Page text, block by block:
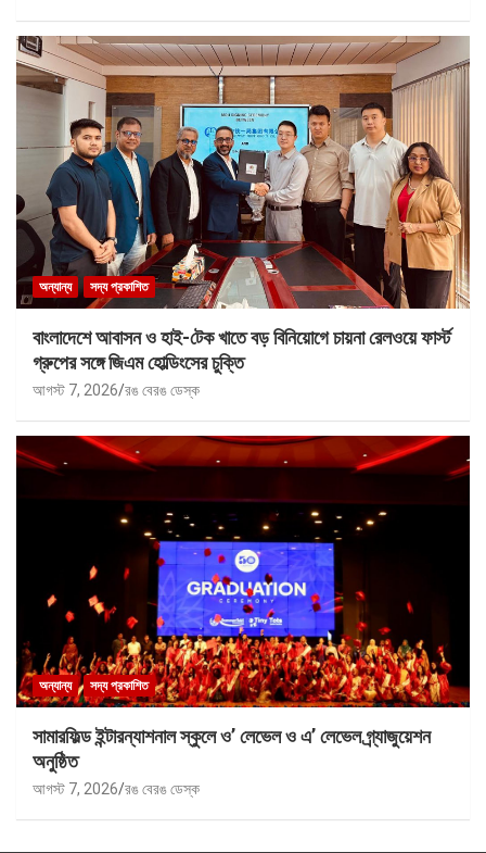
অন্যান্য সদ্য প্রকাশিত
বাংলাদেশে আবাসন ও হাই-টেক খাতে বড় বিনিয়োগে চায়না রেলওয়ে ফার্স্ট
গ্রুপের সঙ্গে জিএম হোল্ডিংসের চুক্তি
আগস্ট 7, 2026 রঙ বেরঙ ডেস্ক
অন্যান্য সদ্য প্রকাশিত
সামারফিল্ড ইন্টারন্যাশনাল স্কুলে ও’ লেভেল ও এ’ লেভেল গ্র্যাজুয়েশন
অনুষ্ঠিত
আগস্ট 7, 2026 রঙ বেরঙ ডেস্ক